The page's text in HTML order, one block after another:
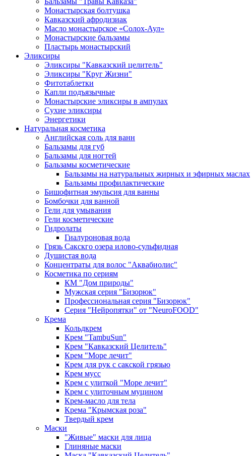
Монастырская болтушка
Кавказский афродизиак
Масло монастырское «Солох-Аул»
Монастырские бальзамы
Пластырь монастырский
Эликсиры
Эликсиры "Кавказский целитель"
Эликсиры "Круг Жизни"
Фитотаблетки
Капли подъязычные
Монастырские эликсиры в ампулах
Сухие эликсиры
Энергетики
Натуральная косметика
Английская соль для ванн
Бальзамы для губ
Бальзамы для ногтей
Бальзамы косметические
Бальзамы на натуральных жирных и эфирных маслах
Бальзамы профилактические
Бишофитная эмульсия для ванны
Бомбочки для ванной
Гели для умывания
Гели косметические
Гидролаты
Гиалуроновая вода
Грязь Сакскго озера илово-сульфидная
Душистая вода
Концентраты для волос "Аквабиолис"
Косметика по сериям
КМ "Дом природы"
Мужская серия "Бизорюк"
Профессиональная серия "Бизорюк"
Серия "Нейропятки" от "NeuroFOOD"
Крема
Кольдкрем
Крем "TambuSun"
Крем "Кавказский Целитель"
Крем "Море лечит"
Крем для рук с сакской грязью
Крем мусс
Крем с улиткой "Море лечит"
Крем с улиточным муцином
Крем-масло для тела
Крема "Крымская роза"
Твердый крем
Маски
"Живые" маски для лица
Глиняные маски